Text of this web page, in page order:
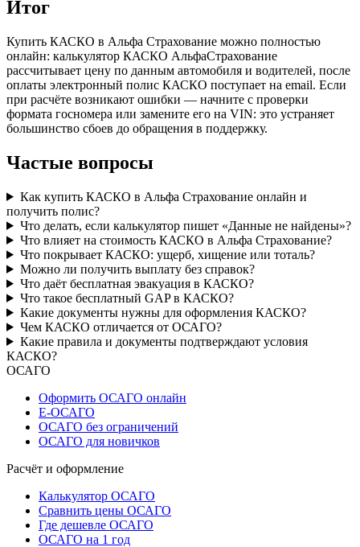
Итог
Купить КАСКО в Альфа Страхование можно полностью
онлайн: калькулятор КАСКО АльфаСтрахование
рассчитывает цену по данным автомобиля и водителей, после
оплаты электронный полис КАСКО поступает на email. Если
при расчёте возникают ошибки — начните с проверки
формата госномера или замените его на VIN: это устраняет
большинство сбоев до обращения в поддержку.
Частые вопросы
Как купить КАСКО в Альфа Страхование онлайн и
получить полис?
Что делать, если калькулятор пишет «Данные не найдены»?
Что влияет на стоимость КАСКО в Альфа Страхование?
Что покрывает КАСКО: ущерб, хищение или тоталь?
Можно ли получить выплату без справок?
Что даёт бесплатная эвакуация в КАСКО?
Что такое бесплатный GAP в КАСКО?
Какие документы нужны для оформления КАСКО?
Чем КАСКО отличается от ОСАГО?
Какие правила и документы подтверждают условия
КАСКО?
ОСАГО
Оформить ОСАГО онлайн
Е-ОСАГО
ОСАГО без ограничений
ОСАГО для новичков
Расчёт и оформление
Калькулятор ОСАГО
Сравнить цены ОСАГО
Где дешевле ОСАГО
ОСАГО на 1 год